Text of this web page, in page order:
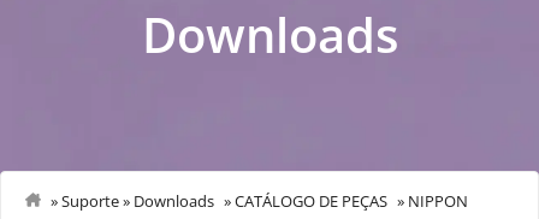
Downloads
»Suporte» Downloads »CATÁLOGO DE PEÇAS » NIPPON